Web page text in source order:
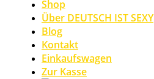
Shop
Über DEUTSCH IST SEXY
Blog
Kontakt
Einkaufswagen
Zur Kasse